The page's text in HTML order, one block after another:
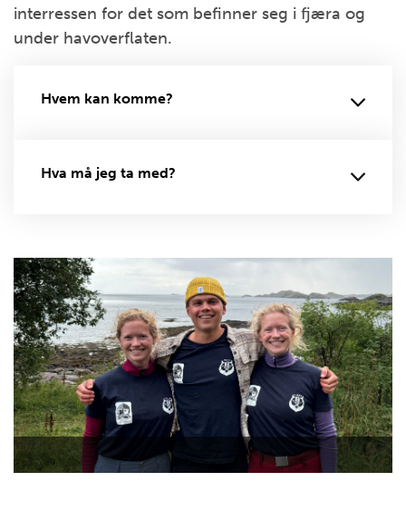
interressen for det som befinner seg i fjæra og
under havoverflaten.
Hvem kan komme?
Hva må jeg ta med?